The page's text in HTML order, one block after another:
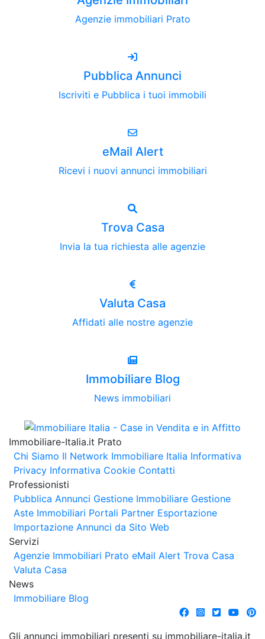
Agenzie immobiliari Prato
Pubblica Annunci
Iscriviti e Pubblica i tuoi immobili
eMail Alert
Ricevi i nuovi annunci immobiliari
Trova Casa
Invia la tua richiesta alle agenzie
Valuta Casa
Affidati alle nostre agenzie
Immobiliare Blog
News immobiliari
Immobiliare-Italia.it Prato
Chi Siamo Il Network Immobiliare Italia Informativa
Privacy Informativa Cookie Contatti
Professionisti
Pubblica Annunci Gestione Immobiliare Gestione
Aste Immobiliari Portali Partner Esportazione
Importazione Annunci da Sito Web
Servizi
Agenzie Immobiliari Prato eMail Alert Trova Casa
Valuta Casa
News
Immobiliare Blog
Gli annunci immobiliari presenti su immobiliare-italia.it